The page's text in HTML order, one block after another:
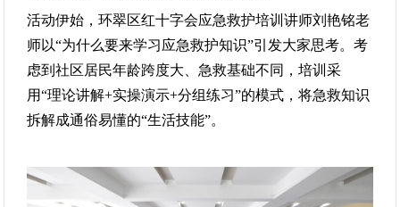
活动伊始，环翠区红十字会应急救护培训讲师刘艳铭老
师以“为什么要来学习应急救护知识”引发大家思考。考
虑到社区居民年龄跨度大、急救基础不同，培训采
用“理论讲解+实操演示+分组练习”的模式，将急救知识
拆解成通俗易懂的“生活技能”。